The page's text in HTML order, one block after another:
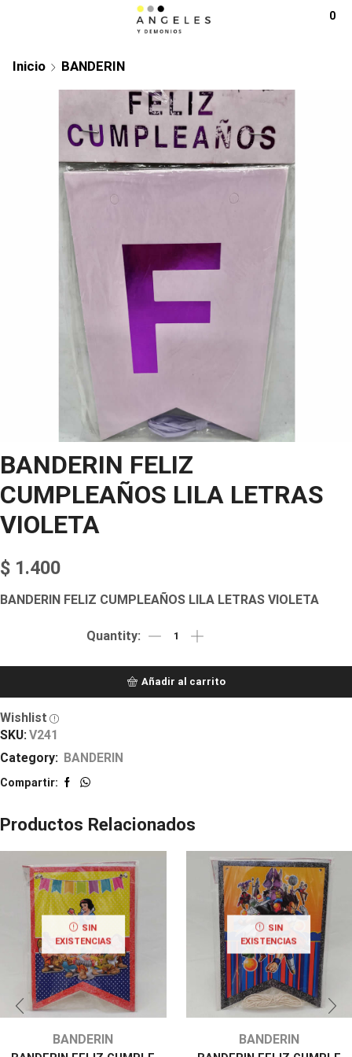
0
Inicio BANDERIN
BANDERIN FELIZ
CUMPLEAÑOS LILA LETRAS
VIOLETA
$ 1.400
BANDERIN FELIZ CUMPLEAÑOS LILA LETRAS VIOLETA
Añadir al carrito
Wishlist
SKU: V241
Category: BANDERIN
Compartir:
Productos Relacionados
SIN
EXISTENCIAS
BANDERIN
SIN
EXISTENCIAS
BANDERIN